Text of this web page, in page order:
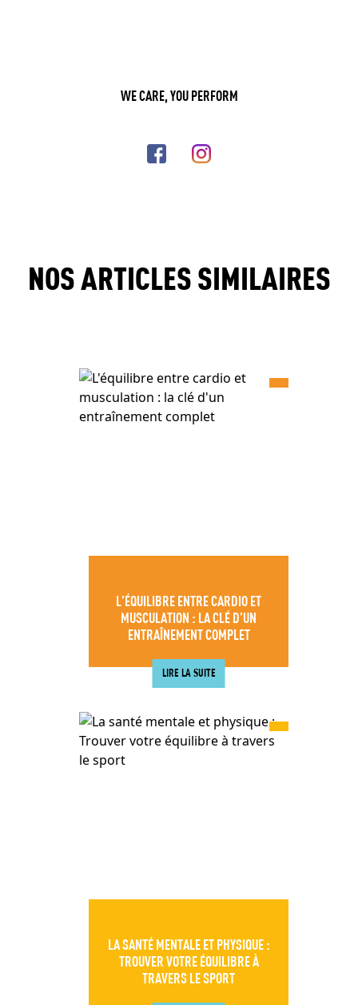
WE CARE, YOU PERFORM
NOS ARTICLES SIMILAIRES
L’ÉQUILIBRE ENTRE CARDIO ET
MUSCULATION : LA CLÉ D’UN
ENTRAÎNEMENT COMPLET
LIRE LA SUITE
LA SANTÉ MENTALE ET PHYSIQUE :
TROUVER VOTRE ÉQUILIBRE À
TRAVERS LE SPORT